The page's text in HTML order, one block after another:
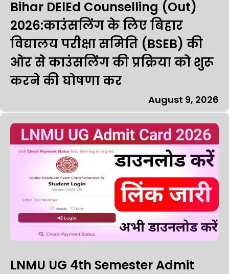
Bihar DElEd Counselling (Out)
2026:काउंसलिंग के लिए बिहार
विद्यालय परीक्षा समिति (BSEB) की
ओर से काउंसलिंग की प्रक्रिया को शुरू
करने की घोषणा कर
August 9, 2026
LNMU UG 4th Semester Admit